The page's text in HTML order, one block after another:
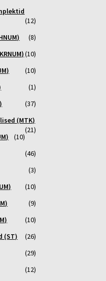
(12)
(8)
(10)
(10)
(1)
(37)
(MTK)
(21)
(10)
(46)
(3)
(10)
(9)
(10)
(ST)
(26)
(29)
(12)